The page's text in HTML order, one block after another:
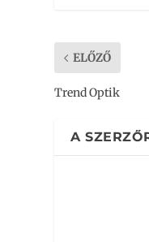
ELŐZŐ
Trend Optik
A